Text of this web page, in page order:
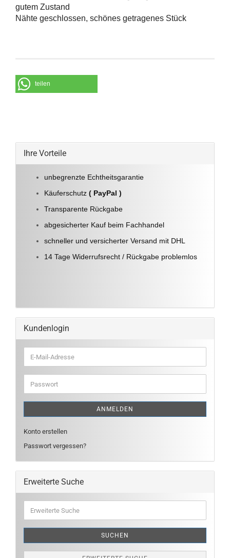
gutem Zustand
Nähte geschlossen, schönes getragenes Stück
teilen
Ihre Vorteile
unbegrenzte Echtheitsgarantie
Käuferschutz ( PayPal )
Transparente Rückgabe
abgesicherter Kauf beim Fachhandel
schneller und versicherter Versand mit DHL
14 Tage Widerrufsrecht / Rückgabe problemlos
Kundenlogin
E-
Mail-
Adresse
Passwort
ANMELDEN
Konto erstellen
Passwort vergessen?
Erweiterte Suche
Suche
SUCHEN